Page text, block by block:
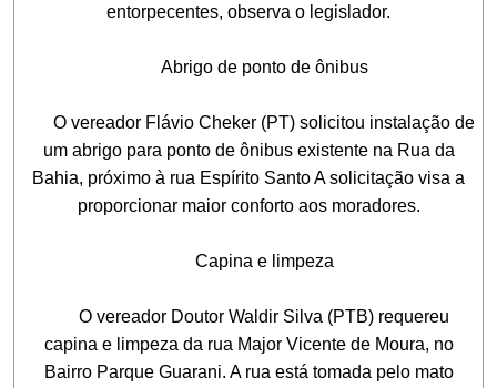
entorpecentes, observa o legislador.
Abrigo de ponto de ônibus
O vereador Flávio Cheker (PT) solicitou instalação de
um abrigo para ponto de ônibus existente na Rua da
Bahia, próximo à rua Espírito Santo A solicitação visa a
proporcionar maior conforto aos moradores.
Capina e limpeza
O vereador Doutor Waldir Silva (PTB) requereu
capina e limpeza da rua Major Vicente de Moura, no
Bairro Parque Guarani. A rua está tomada pelo mato